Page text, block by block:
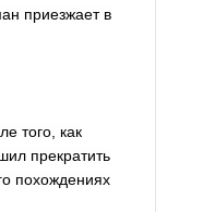
приезжает в
того, как
прекратить
похождениях